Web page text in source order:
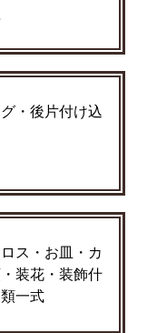
・後片付け込
ス・お皿・カ
・装花・装飾什
一式